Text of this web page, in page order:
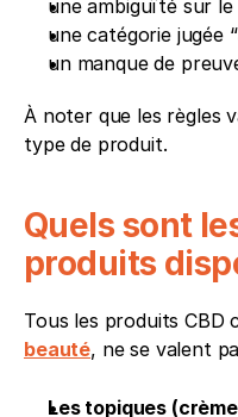
une ambiguïté sur
une catégorie jugée
un manque de
À noter que les règles
type de produit.
Quels sont
produits
Tous les produits CBD
beauté, ne se valent
Les topiques